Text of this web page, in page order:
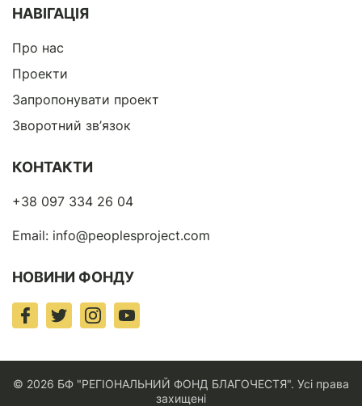
НАВІГАЦІЯ
Про нас
Проекти
Запропонувати проект
Зворотний зв’язок
КОНТАКТИ
+38 097 334 26 04
Email: info@peoplesproject.com
НОВИНИ ФОНДУ
© 2026 БФ "РЕГІОНАЛЬНИЙ ФОНД БЛАГОЧЕСТЯ". Усі права
захищені